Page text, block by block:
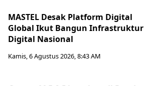
MASTEL Desak Platform Digital
Global Ikut Bangun Infrastruktur
Digital Nasional
Kamis, 6 Agustus 2026, 8:43 AM